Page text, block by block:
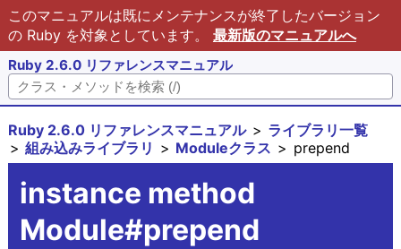
このマニュアルは既にメンテナンスが終了したバージョン
の Ruby を対象としています。 最新版のマニュアルへ
Ruby 2.6.0 リファレンスマニュアル
Ruby 2.6.0 リファレンスマニュアル
ライブラリ一覧
組み込みライブラリ
Moduleクラス prepend
instance method
Module#prepend